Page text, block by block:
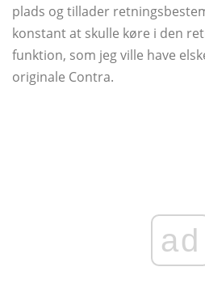
plads og tillader
konstant at skulle køre i den
funktion, som jeg ville have
originale Contra.
ad